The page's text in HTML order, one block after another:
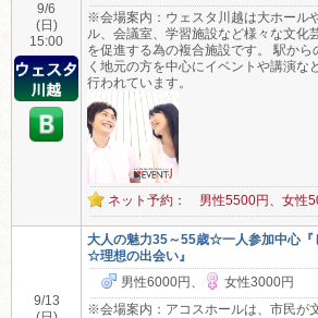
9/6
(日)
15:00
※会場案内：ウェスタ川越は大ホール
ル、会議室、学習施設など様々な文化
を促進する為の複合施設です。 駅から
く地元の方を中心にイベントや講演な
行われています。
ネット予約： 男性5500円、女性
9/13
大人の魅力35～55歳☆一人参加中心『
☆理想の出会い』
男性6000円、
女性3000円
※会場案内：アコスホールは、市民が